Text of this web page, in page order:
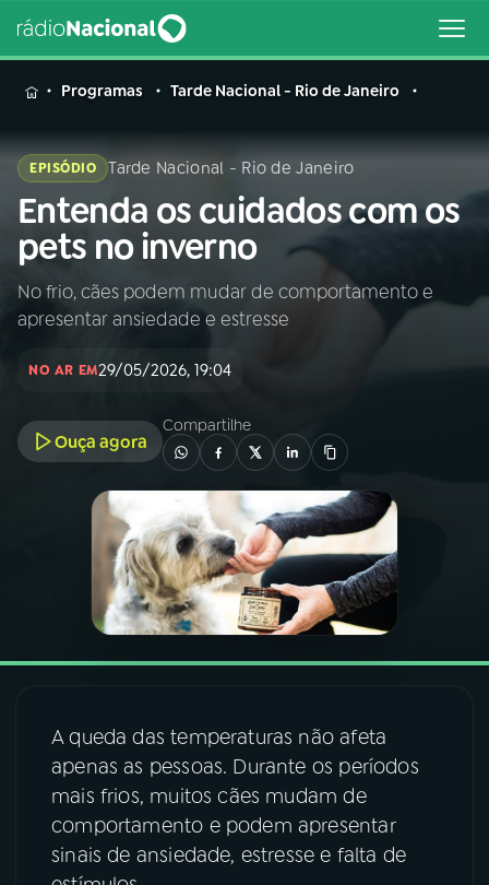
MENU
Buscar
na
Rádio
Nacional
Buscar
AO VIVO
PROGRAMAÇÃO
PROGRAMAS
VIDEOCASTS
07ÚLTIMAS
Programas Tarde Nacional - Rio de Janeiro
EPISÓDIO Tarde Nacional - Rio de Janeiro
Entenda os cuidados com os
pets no inverno
No frio, cães podem mudar de comportamento e
apresentar ansiedade e estresse
NO AR EM29/05/2026, 19:04
Ouça agora
Compartilhe
A queda das temperaturas não afeta
apenas as pessoas. Durante os períodos
mais frios, muitos cães mudam de
comportamento e podem apresentar
sinais de ansiedade, estresse e falta de